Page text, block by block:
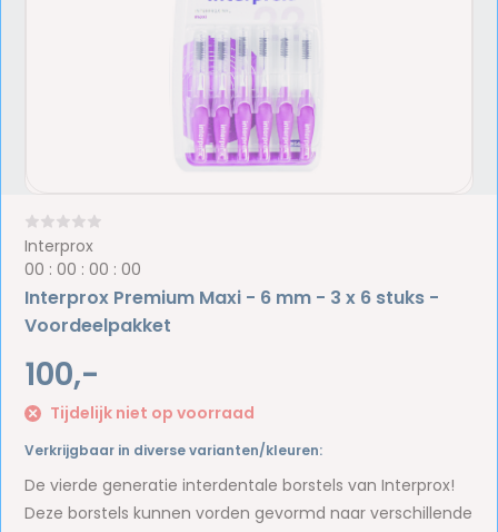
Interprox
00 :00 :00 :00
Interprox Premium Maxi - 6 mm - 3 x 6 stuks -
Voordeelpakket
100,-
Tijdelijk niet op voorraad
Verkrijgbaar in diverse varianten/kleuren:
De vierde generatie interdentale borstels van Interprox!
Deze borstels kunnen vorden gevormd naar verschillende